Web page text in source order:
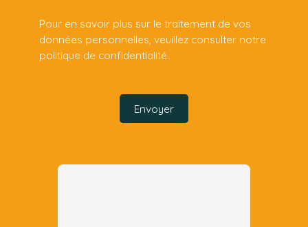
Pour en savoir plus sur le traitement de vos
données personnelles, veuillez consulter notre
politique de confidentialité.
Envoyer